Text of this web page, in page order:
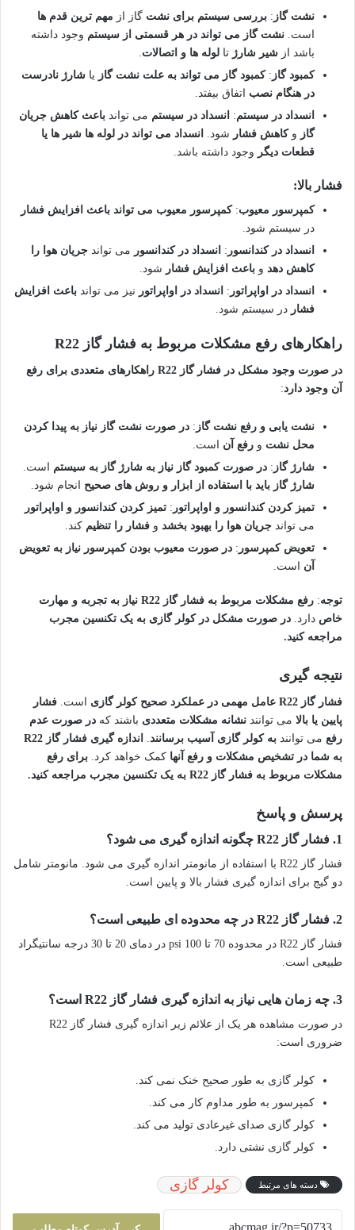
نشت گاز : بررسی سیستم برای نشت گاز از مهم ترین قدم ها
است. نشت گاز می تواند در هر قسمتی از سیستم وجود داشته
باشد از شیر شارژ تا لوله ها و اتصالات.
کمبود گاز :کمبود گاز می تواند به علت نشت گاز یا شارژ نادرست
در هنگام نصب اتفاق بیفتد.
انسداد در سیستم: انسداد در سیستم می تواند باعث کاهش جریان
گاز وکاهش فشار شود. انسداد می تواند در لوله ها شیر ها یا
قطعات دیگر وجود داشته باشد.
فشار بالا:
کمپرسور معیوب:کمپرسور معیوب می تواند باعث افزایش فشار
در سیستم شود.
انسداد در کندانسور : انسداد در کندانسور می تواند جریان هوا را
کاهش دهد و باعث افزایش فشار شود.
انسداد در اواپراتور : انسداد در اواپراتور نیز می تواند باعث افزایش
فشار در سیستم شود.
راهکارهای رفع مشکلات مربوط به فشار گاز R22
در صورت وجود مشکل در فشار گاز R22
راهکارهای متعددی برای رفع
آن وجود دارد:
نشت یابی و رفع نشت گاز : در صورت نشت گاز نیاز به پیدا کردن
محل نشت و رفع آن است.
شارژ گاز : در صورت کمبود گاز نیاز به شارژ گاز به سیستم است.
شارژ گاز باید با استفاده از ابزار و روش های صحیح انجام شود.
تمیز کردن کندانسور و اواپراتور : تمیز کردن کندانسور و اواپراتور
می تواند جریان هوا را بهبود بخشد و فشار را تنظیم کند.
تعویض کمپرسور : در صورت معیوب بودن کمپرسور نیاز به تعویض
آن است.
توجه: رفع مشکلات مربوط به فشار گاز R22
نیاز به تجربه و مهارت
خاص دارد. در صورت مشکل در کولر گازی به یک تکنسین مجرب
مراجعه کنید.
نتیجه گیری
فشار گاز R22 عامل مهمی در عملکرد صحیح کولر گازی است. فشار
پایین یا بالا می توانند نشانه مشکلات متعددی باشند که در صورت عدم
رفع می توانند به کولر گازی آسیب برسانند. اندازه گیری فشار گاز R22
به شما در تشخیص مشکلات و رفع آنها کمک خواهد کرد. برای رفع
مشکلات مربوط به فشار گاز R22
به یک تکنسین مجرب مراجعه کنید.
پرسش و پاسخ
1. فشار گاز R22 چگونه اندازه گیری می شود؟
فشار گاز R22 با استفاده از مانومتر اندازه گیری می شود. مانومتر شامل
دو گیج برای اندازه گیری فشار بالا و پایین است.
2. فشار گاز R22 در چه محدوده ای طبیعی است؟
فشار گاز R22 در محدوده 70 تا 100 psi در دمای 20 تا 30 درجه سانتیگراد
طبیعی است.
3. چه زمان هایی نیاز به اندازه گیری فشار گاز R22 است؟
در صورت مشاهده هر یک از علائم زیر اندازه گیری فشار گاز R22
ضروری است:
کولر گازی به طور صحیح خنک نمی کند.
کمپرسور به طور مداوم کار می کند.
کولر گازی صدای غیرعادی تولید می کند.
کولر گازی نشتی دارد.
دسته های مرتبط کولر گازی